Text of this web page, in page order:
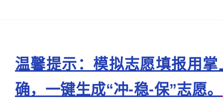
温馨提示：模拟志愿填报用
确，一键生成“冲-稳-保”志愿。